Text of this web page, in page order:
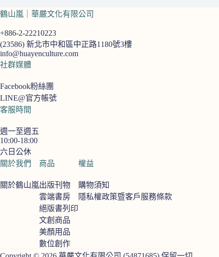
關於我們
關於鶴山嵐
商品
出版刊物
雲端書房
絕版書列印
文創商品
美顏用品
數位創作
權益
購物須知
隱私權政策暨客戶服務條款
鶴山嵐｜華嚴文化有限公司
+886-2-22210223
(23586) 新北市中和區中正路1180號3樓
info@huayenculture.com
社群媒體
Facebook粉絲團
LINE@官方帳號
客服時間
週一至週五
10:00-18:00
六日公休